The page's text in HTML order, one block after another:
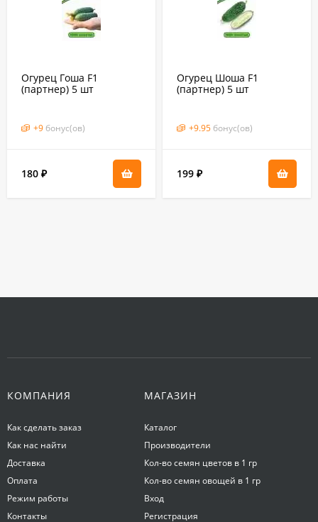
Огурец Гоша F1
(партнер) 5 шт
+9 бонус(ов)
180 ₽
Огурец Шоша F1
(партнер) 5 шт
+9.95 бонус(ов)
199 ₽
КОМПАНИЯ
Как сделать заказ
Как нас найти
Доставка
Оплата
Режим работы
Контакты
МАГАЗИН
Каталог
Производители
Кол-во семян цветов в 1 гр
Кол-во семян овощей в 1 гр
Вход
Регистрация